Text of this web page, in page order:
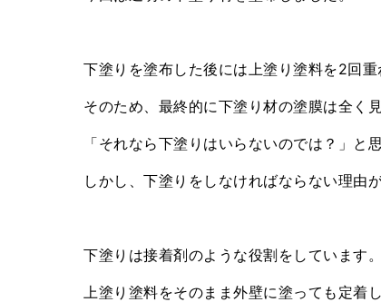
下塗りを塗布した後には上塗り塗料を2回重
そのため、最終的に下塗り材の塗膜は全く
「それなら下塗りはいらないのでは？」と
しかし、下塗りをしなければならない理由
下塗りは接着剤のような役割をしています。
上塗り塗料をそのまま外壁に塗っても定着